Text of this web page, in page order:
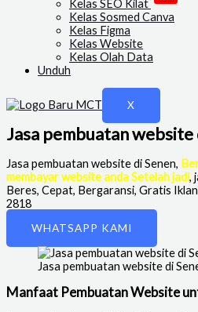
Kelas SEO Kilat
Kelas Sosmed Canva
Kelas Figma
Kelas Website
Kelas Olah Data
Unduh
X
Jasa pembuatan website
Jasa pembuatan website di Senen,
membayar website anda Setelah jadi,
Beres, Cepat, Bergaransi, Gratis
2818
WHATSAPP KAMI
Jasa pembuatan website di
Manfaat Pembuatan Website